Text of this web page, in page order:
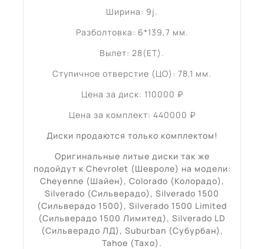
Ширина: 9j.
Разболтовка: 6*139,7 мм.
Вылет: 28(ET).
Ступичное отверстие (ЦО): 78,1 мм.
Цена за диск: 110000 ₽
Цена за комплект: 440000 ₽
Диски продаются только комплектом!
Оригинальные литые диски так же
подойдут к Chevrolet (Шевроле) на модели:
Cheyenne (Шайен), Colorado (Колорадо),
Silverado (Сильверадо), Silverado 1500
(Сильверадо 1500), Silverado 1500 Limited
(Сильверадо 1500 Лимитед), Silverado LD
(Сильверадо ЛД), Suburban (Субурбан),
Tahoe (Тахо) .